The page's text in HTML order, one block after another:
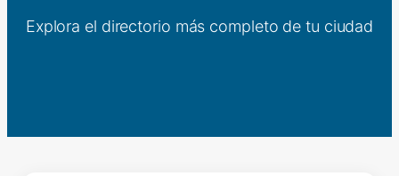
Explora el directorio más completo de tu ciudad